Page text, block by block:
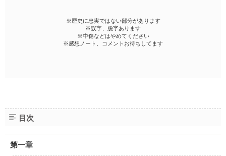
※歴史に忠実ではない部分があります
※誤字、脱字あります
※中傷などはやめてください
※感想ノート、コメントお待ちしてます
目次
第一章